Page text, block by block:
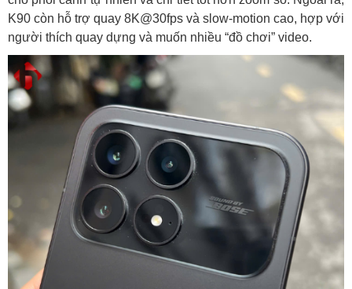
K90 còn hỗ trợ quay 8K@30fps và slow-motion cao, hợp với
người thích quay dựng và muốn nhiều “đồ chơi” video.